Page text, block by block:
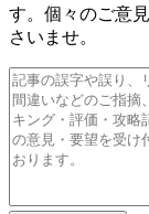
す。個々のご意
さいませ。